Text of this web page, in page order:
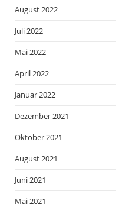
August 2022
Juli 2022
Mai 2022
April 2022
Januar 2022
Dezember 2021
Oktober 2021
August 2021
Juni 2021
Mai 2021